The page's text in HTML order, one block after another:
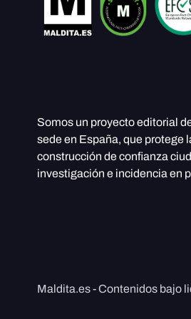
Somos un proyecto editorial
sede en España, que protege
construcción de confianza
investigación e incidencia en
Maldita.es - Contenidos bajo